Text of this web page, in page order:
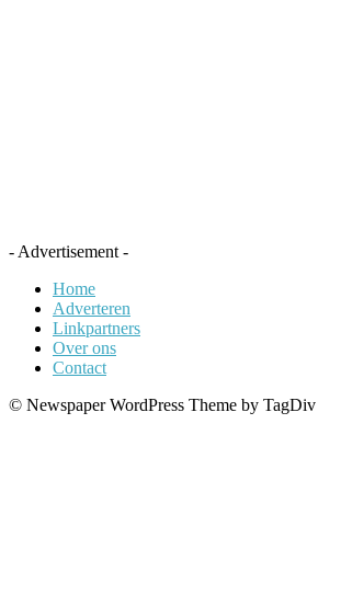
- Advertisement -
Home
Adverteren
Linkpartners
Over ons
Contact
© Newspaper WordPress Theme by TagDiv